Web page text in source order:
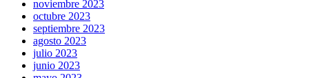
noviembre 2023
octubre 2023
septiembre 2023
agosto 2023
julio 2023
junio 2023